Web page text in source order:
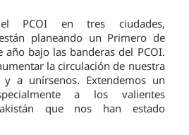
PCOI en tres ciudades,
planeando un Primero de
año bajo las banderas del PCOI.
la circulación de nuestra
a unírsenos. Extendemos un
a los valientes
que nos han estado